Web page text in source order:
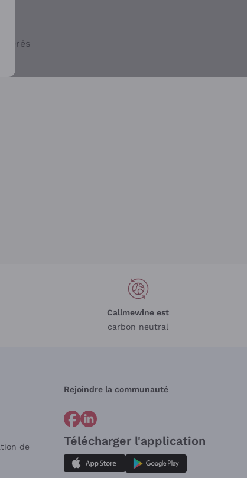
Callmewine est
carbon neutral
de
Rejoindre la communauté
Télécharger l'application